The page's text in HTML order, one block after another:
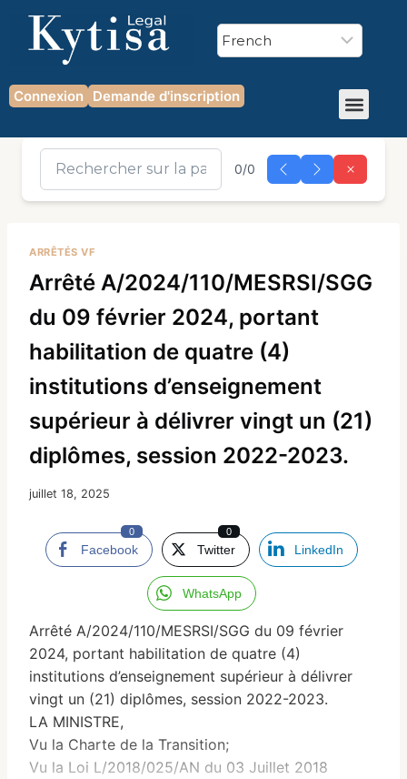
Connexion Demande d'inscription
0/0
ARRÊTÉS VF
Arrêté A/2024/110/MESRSI/SGG
du 09 février 2024, portant
habilitation de quatre (4)
institutions d’enseignement
supérieur à délivrer vingt un (21)
diplômes, session 2022-2023.
juillet 18, 2025
Facebook
0
Twitter
0
LinkedIn
WhatsApp
Arrêté A/2024/110/MESRSI/SGG du 09 février
2024, portant habilitation de quatre (4)
institutions d’enseignement supérieur à délivrer
vingt un (21) diplômes, session 2022-2023.
LA MINISTRE,
Vu la Charte de la Transition;
Vu la Loi L/2018/025/AN du 03 Juillet 2018